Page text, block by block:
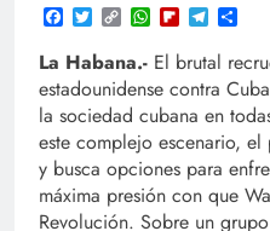
Facebook
TwitterCopy
Link
WhatsApp
FlipboardTelegram
La Habana.- El brutal
estadounidense contra
la sociedad cubana en
este complejo escenario,
y busca opciones para
máxima presión con que
Revolución. Sobre un